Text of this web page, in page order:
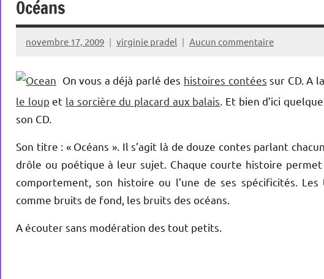
Océans
novembre 17, 2009 virginie pradel Aucun commentaire
On vous a déjà parlé des histoires contées sur CD. A
le loupet la sorcière du placard aux balais . Et bien d’ici
son CD.
Son titre : « Océans ». Il s’agit là de douze contes parlant
drôle ou poétique à leur sujet. Chaque courte histoire
comportement, son histoire ou l’une de ses spécificités.
comme bruits de fond, les bruits des océans.
A écouter sans modération des tout petits.